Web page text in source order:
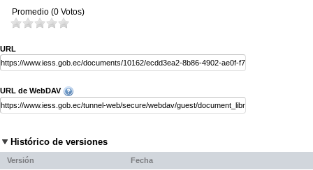
Promedio (0 Votos)
URL
URL de WebDAV
Histórico de versiones
Versión Fecha